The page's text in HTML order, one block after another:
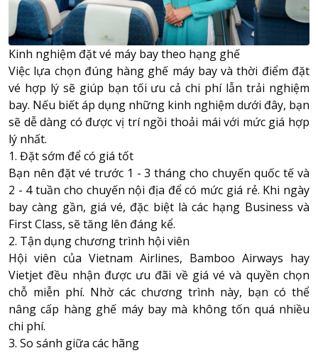
Kinh nghiệm đặt vé máy bay theo hạng ghế
Việc lựa chọn đúng hàng ghế máy bay và thời điểm đặt
vé hợp lý sẽ giúp bạn tối ưu cả chi phí lẫn trải nghiệm
bay. Nếu biết áp dụng những kinh nghiệm dưới đây, bạn
sẽ dễ dàng có được vị trí ngồi thoải mái với mức giá hợp
lý nhất.
1. Đặt sớm để có giá tốt
Bạn nên đặt vé trước 1 - 3 tháng cho chuyến quốc tế và
2 - 4 tuần cho chuyến nội địa để có mức giá rẻ. Khi ngày
bay càng gần, giá vé, đặc biệt là các hạng Business và
First Class, sẽ tăng lên đáng kể.
2. Tận dụng chương trình hội viên
Hội viên của Vietnam Airlines, Bamboo Airways hay
Vietjet đều nhận được ưu đãi về giá vé và quyền chọn
chỗ miễn phí. Nhờ các chương trình này, bạn có thể
nâng cấp hàng ghế máy bay mà không tốn quá nhiều
chi phí.
3. So sánh giữa các hãng